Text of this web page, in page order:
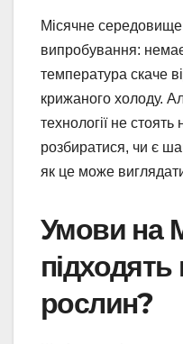
Місячне
випробування:
температура скаче
крижаного холоду.
технології не
розбиратися, чи є
як це може
Умови на
рослин?